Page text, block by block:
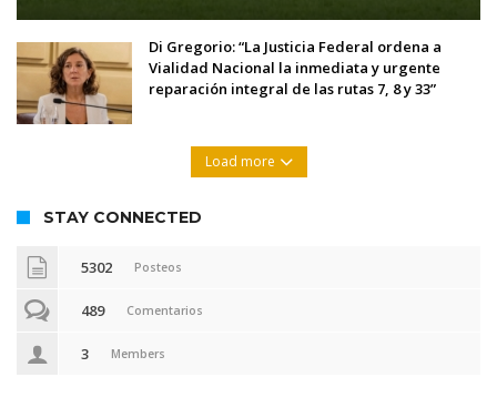
Di Gregorio: “La Justicia Federal ordena a
Vialidad Nacional la inmediata y urgente
reparación integral de las rutas 7, 8 y 33”
Load more
STAY CONNECTED
5302 Posteos
489 Comentarios
3 Members